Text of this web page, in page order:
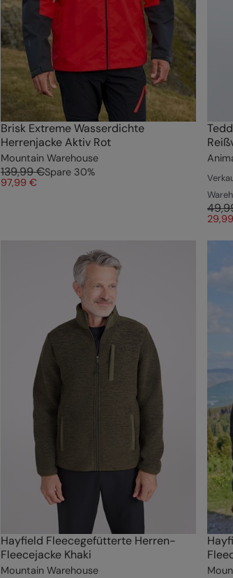
Brisk Extreme Wasserdichte
Herrenjacke Aktiv Rot
Mountain Warehouse
139,99 €Spare 30%
97,99 €
Hayfield Fleecegefütterte Herren-
Fleecejacke Khaki
Mountain Warehouse